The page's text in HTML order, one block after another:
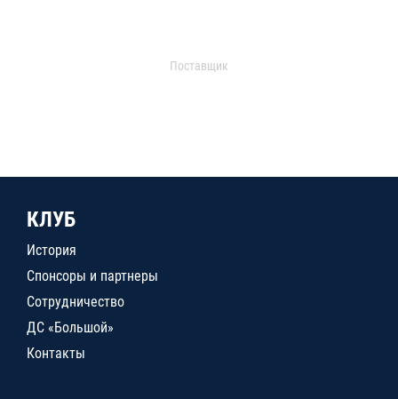
Поставщик
КЛУБ
История
Спонсоры и партнеры
Сотрудничество
ДС «Большой»
Контакты